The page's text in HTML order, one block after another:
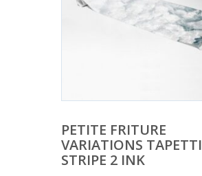
PETITE FRITURE
VARIATIONS TAPETTI
STRIPE 2 INK